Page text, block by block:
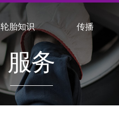
轮胎知识 传播
服务